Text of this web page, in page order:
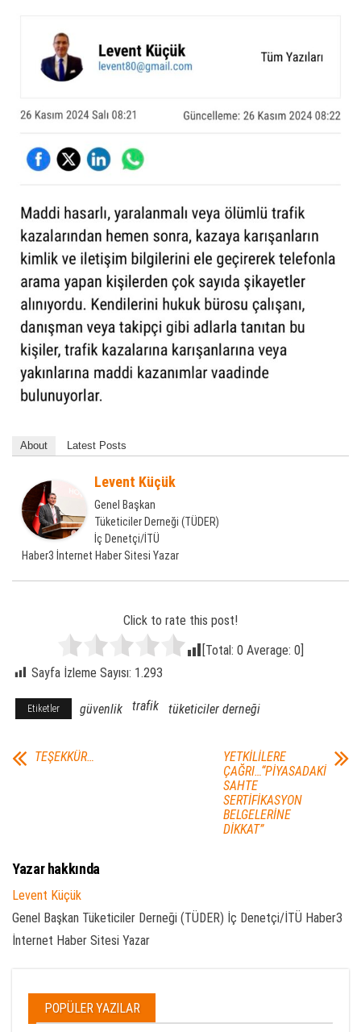
About Latest Posts
Levent Küçük
Genel Başkan
Tüketiciler Derneği (TÜDER)
İç Denetçi/İTÜ
Haber3 İnternet Haber Sitesi Yazar
Click to rate this post!
[Total: 0 Average: 0]
Sayfa İzleme Sayısı: 1.293
Etiketler güvenlik trafik tüketiciler derneği
TEŞEKKÜR…
YETKİLİLERE
ÇAĞRI…“PİYASADAKİ
SAHTE
SERTİFİKASYON
BELGELERİNE
DİKKAT”
Yazar hakkında
Levent Küçük
Genel Başkan Tüketiciler Derneği (TÜDER) İç Denetçi/İTÜ Haber3
İnternet Haber Sitesi Yazar
POPÜLER YAZILAR